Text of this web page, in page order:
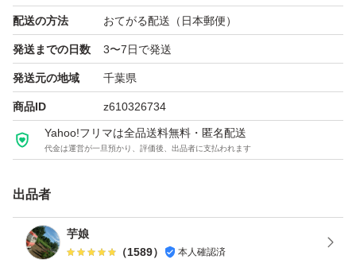
お値下げ不可
重量はダンボール込みでの表示になります。
1~2日の発送を心がけています。
で4~7日としてあります。
発送までに1週間以上かかる場合もありますのでご了承く
ださい。
配送の方法 おてがる配送（日本郵便）
発送までの日数 3〜7日で発送
発送元の地域 千葉県
商品ID z610326734
Yahoo!フリマは全品送料無料・匿名配送
代金は運営が一旦預かり、評価後、出品者に支払われます
出品者
芋娘
（1589） 本人確認済